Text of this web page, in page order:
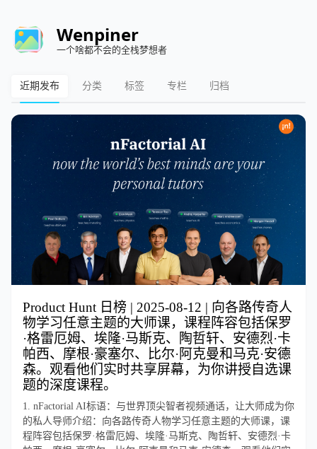
Wenpiner
一个啥都不会的全栈梦想者
近期发布 分类 标签 专栏 归档
Product Hunt 日榜 | 2025-08-12 | 向各路传奇人
物学习任意主题的大师课，课程阵容包括保罗
·格雷厄姆、埃隆·马斯克、陶哲轩、安德烈·卡
帕西、摩根·豪塞尔、比尔·阿克曼和马克·安德
森。观看他们实时共享屏幕，为你讲授自选课
题的深度课程。
1. nFactorial AI标语：与世界顶尖智者视频通话，让大师成为你
的私人导师介绍：向各路传奇人物学习任意主题的大师课，课
程阵容包括保罗·格雷厄姆、埃隆·马斯克、陶哲轩、安德烈·卡